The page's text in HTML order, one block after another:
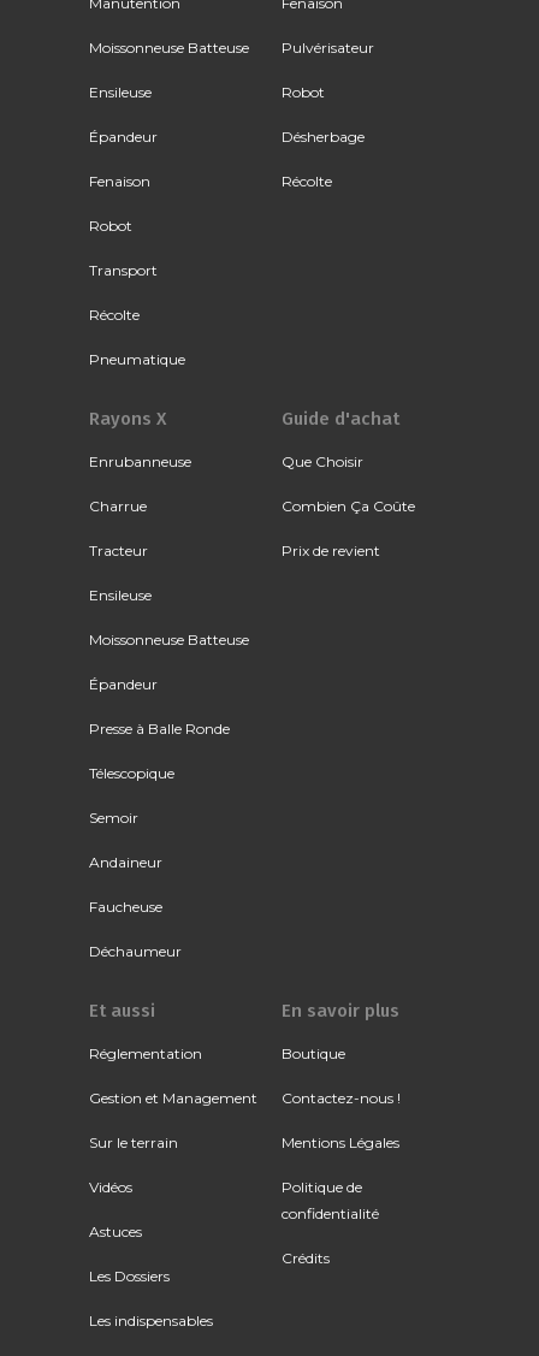
Moissonneuse Batteuse
Ensileuse
Épandeur
Fenaison
Robot
Transport
Récolte
Pneumatique
Pulvérisateur
Robot
Désherbage
Récolte
Rayons X
Enrubanneuse
Charrue
Tracteur
Ensileuse
Moissonneuse Batteuse
Épandeur
Presse à Balle Ronde
Télescopique
Semoir
Andaineur
Faucheuse
Déchaumeur
Guide d'achat
Que Choisir
Combien Ça Coûte
Prix de revient
Et aussi
Réglementation
Gestion et Management
Sur le terrain
Vidéos
Astuces
Les Dossiers
Les indispensables
En savoir plus
Boutique
Contactez-nous !
Mentions Légales
Politique de
confidentialité
Crédits